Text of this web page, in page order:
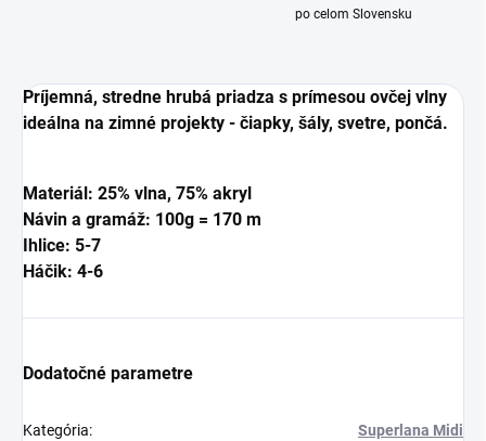
po celom Slovensku
Príjemná, stredne hrubá priadza s prímesou ovčej vlny
ideálna na zimné projekty - čiapky, šály, svetre, pončá.
Materiál: 25% vlna, 75% akryl
Návin a gramáž: 100g = 170 m
Ihlice: 5-7
Háčik: 4-6
Dodatočné parametre
Kategória: Superlana Midi